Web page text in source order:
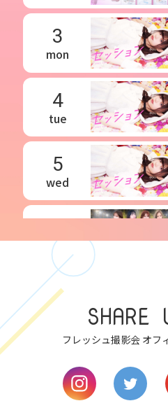
3
mon
4
tue
5
wed
thu
7
fri
9
SHARE
フレッシュ撮影会 オフ